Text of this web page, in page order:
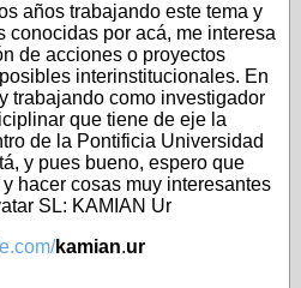
años trabajando este tema y
conocidas por acá, me interesa
de acciones o proyectos
interinstitucionales. En
trabajando como investigador
que tiene de eje la
de la Pontificia Universidad
y pues bueno, espero que
hacer cosas muy interesantes
SL: KAMIAN Ur
kamian.ur